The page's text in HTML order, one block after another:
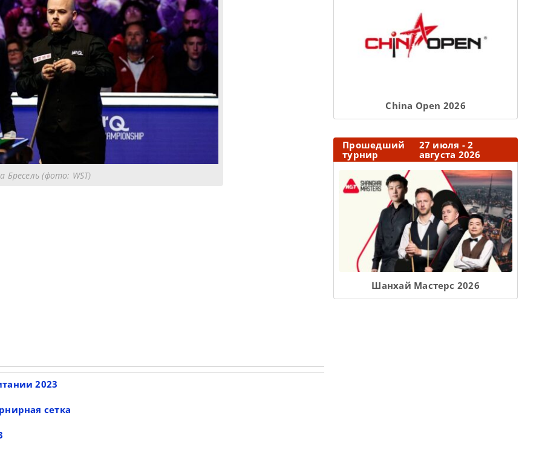
Бресель (фото: WST)
2023
сетка
Сhina Open 2026
Прошедший
турнир
27 июля - 2
августа 2026
Шанхай Мастерс 2026